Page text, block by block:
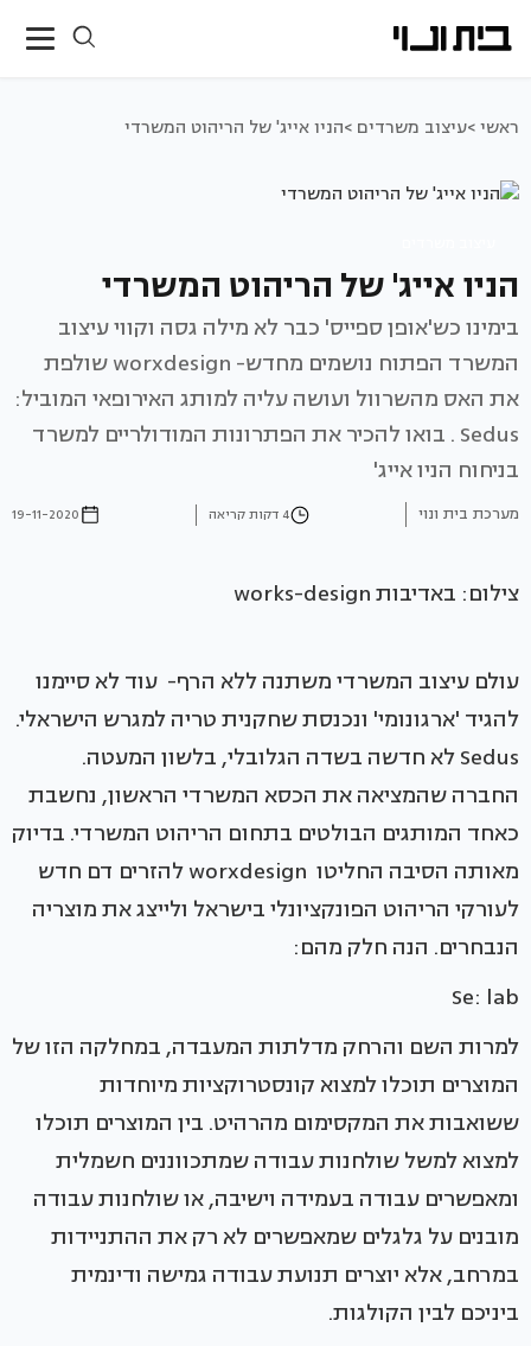
ראשי >עיצוב משרדים >הניו אייג' של הריהוט המשרדי
הניו אייג' של הריהוט המשרדי
בימינו כש'אופן ספייס' כבר לא מילה גסה וקווי עיצוב
המשרד הפתוח נושמים מחדש- worxdesign שולפת
את האס מהשרוול ועושה עליה למותג האירופאי המוביל:
Sedus . בואו להכיר את הפתרונות המודולריים למשרד
בניחוח הניו אייג'
מערכת בית ונוי 4 דקות קריאה 19-11-2020
צילום: באדיבות works-design
עולם עיצוב המשרדי משתנה ללא הרף- עוד לא סיימנו
להגיד 'ארגונומי' ונכנסת שחקנית טריה למגרש הישראלי.
Sedus לא חדשה בשדה הגלובלי, בלשון המעטה.
החברה שהמציאה את הכסא המשרדי הראשון, נחשבת
כאחד המותגים הבולטים בתחום הריהוט המשרדי. בדיוק
מאותה הסיבה החליטו worxdesign להזרים דם חדש
לעורקי הריהוט הפונקציונלי בישראל ולייצג את מוצריה
הנבחרים. הנה חלק מהם:
Se: lab
למרות השם והרחק מדלתות המעבדה, במחלקה הזו של
המוצרים תוכלו למצוא קונסטרוקציות מיוחדות
ששואבות את המקסימום מהרהיט. בין המוצרים תוכלו
למצוא למשל שולחנות עבודה שמתכווננים חשמלית
ומאפשרים עבודה בעמידה וישיבה, או שולחנות עבודה
מובנים על גלגלים שמאפשרים לא רק את ההתניידות
במרחב, אלא יוצרים תנועת עבודה גמישה ודינמית
ביניכם לבין הקולגות.